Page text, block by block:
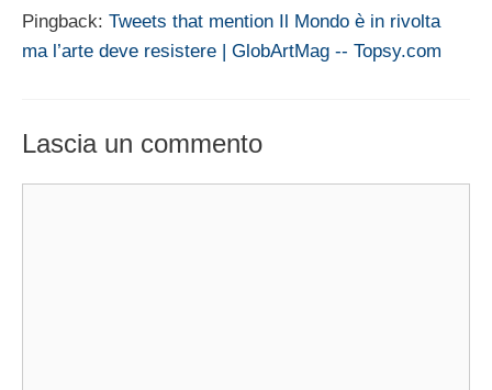
Pingback: Tweets that mention Il Mondo è in rivolta
ma l’arte deve resistere | GlobArtMag -- Topsy.com
Lascia un commento